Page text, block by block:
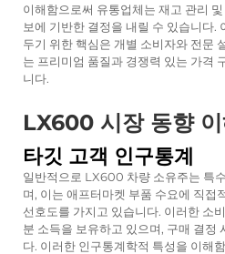
이해함으로써 유통업체는 재고 관리
보에 기반한 결정을 내릴 수 있습니다.
두기 위한 핵심은 개별 소비자와 전문
는 프리미엄 품질과 경쟁력 있는 가격
니다.
LX600 시장 동향 이
타깃 고객 인구통계
일반적으로 LX600 차량 소유주는 특
며, 이는 애프터마켓 부품 수요에 직접
선호도를 가지고 있습니다. 이러한 소
분 소득을 보유하고 있으며, 구매 결정
다. 이러한 인구통계학적 특성을 이해